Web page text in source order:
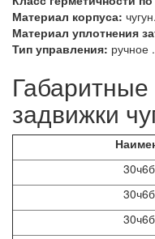
Материал корпуса: чугун.
Материал уплотнения
Тип управления: ручное .
задвижки